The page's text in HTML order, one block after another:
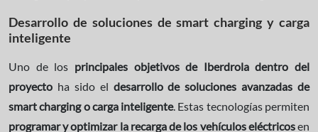
Desarrollo de soluciones de smart charging y carga
inteligente
Uno de los principales objetivos de Iberdrola dentro del
proyecto ha sido el desarrollo de soluciones avanzadas de
smart charging o carga inteligente. Estas tecnologías permiten
programar y optimizar la recarga de los vehículos eléctricosen